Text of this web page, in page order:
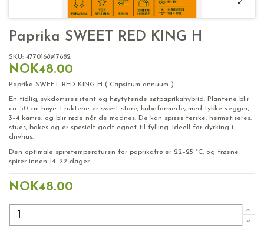
Paprika SWEET RED KING H
SKU: 4770168917682
NOK48.00
Paprika SWEET RED KING H ( Capsicum annuum )
En tidlig, sykdomsresistent og høytytende søtpaprikahybrid. Plantene blir
ca. 50 cm høye. Fruktene er svært store, kubeformede, med tykke vegger,
3–4 kamre, og blir røde når de modnes. De kan spises ferske, hermetiseres,
stues, bakes og er spesielt godt egnet til fylling. Ideell for dyrking i
drivhus.
Den optimale spiretemperaturen for paprikafrø er 22–25 °C, og frøene
spirer innen 14–22 dager.
NOK48.00